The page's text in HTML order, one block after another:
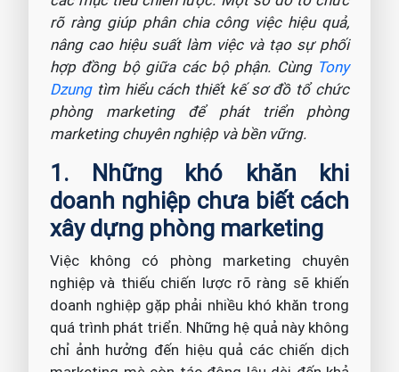
rõ ràng giúp phân chia công việc hiệu quả,
nâng cao hiệu suất làm việc và tạo sự phối
hợp đồng bộ giữa các bộ phận. Cùng Tony
Dzungtìm hiểu cách thiết kế sơ đồ tổ chức
phòng marketing để phát triển phòng
marketing chuyên nghiệp và bền vững.
1. Những khó khăn khi
doanh nghiệp chưa biết cách
xây dựng phòng marketing
Việc không có phòng marketing chuyên
nghiệp và thiếu chiến lược rõ ràng sẽ khiến
doanh nghiệp gặp phải nhiều khó khăn trong
quá trình phát triển. Những hệ quả này không
chỉ ảnh hưởng đến hiệu quả các chiến dịch